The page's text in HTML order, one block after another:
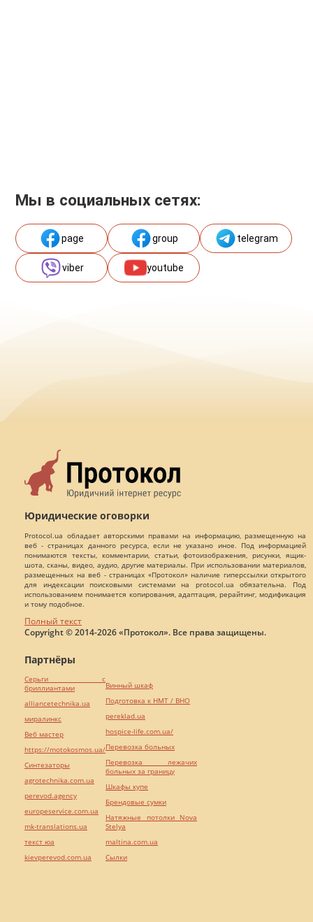
Мы в социальных сетях:
page group telegram
viber youtube
Юридические оговорки
Protocol.ua обладает авторскими правами на информацию, размещенную на
веб - страницах данного ресурса, если не указано иное. Под информацией
понимаются тексты, комментарии, статьи, фотоизображения, рисунки, ящик-
шота, сканы, видео, аудио, другие материалы. При использовании материалов,
размещенных на веб - страницах «Протокол» наличие гиперссылки открытого
для индексации поисковыми системами на protocol.ua обязательна. Под
использованием понимается копирования, адаптация, рерайтинг, модификация
и тому подобное.
Полный текст
Copyright © 2014-2026 «Протокол». Все права защищены.
Партнёры
Серьги с
бриллиантами
alliancetechnika.ua
миралинкс
Веб мастер
https://motokosmos.ua/
Синтезаторы
agrotechnika.com.ua
perevod.agency
europeservice.com.ua
mk-translations.ua
текст юа
kievperevod.com.ua
Винный шкаф
Подготовка к НМТ / ВНО
pereklad.ua
hospice-life.com.ua/
Перевозка больных
Перевозка лежачих
больных за границу
Шкафы купе
Брендовые сумки
Натяжные потолки Nova
Stelya
maltina.com.ua
Cылки